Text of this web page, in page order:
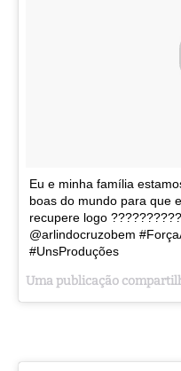
Eu e minha família
boas do mundo para que
recupere logo
@arlindocruzobem
#UnsProduções